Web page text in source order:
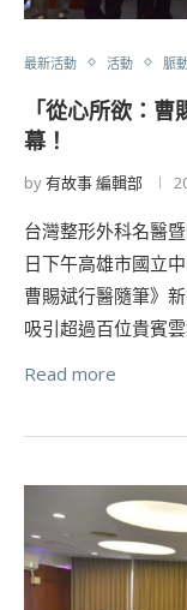
最新活動 活動 脈
「從心所欲：
幕！
by有故事 編輯部
台灣整形外科名醫
日下午高雄市國立
曹賜斌行醫隨筆》
吸引超過百位貴賓
Read more